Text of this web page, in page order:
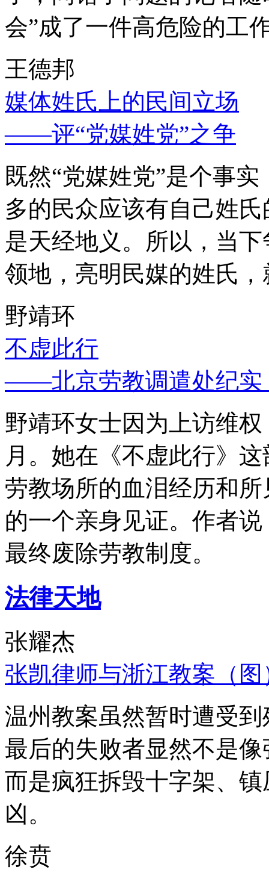
会”成了一件高危险的工
王德邦
媒体姓氏上的民间立场
——评“党媒姓党”之争
既然“党媒姓党”是个事
多的民众应该有自己姓
是天经地义。所以，当
领地，亮明民媒的姓氏
野靖环
不虚此行
——北京劳教调遣处纪实
野靖环女士因为上访维
月。她在《不虚此行》
劳教场所的血泪经历和
的一个亲身见证。作者
最终废除劳教制度。
法律天地
张耀杰
张凯律师与浙江教案（图
温州教案虽然暂时遭受
最后的失败者显然不是
而是疯狂拆毁十字架、
凶。
徐贲